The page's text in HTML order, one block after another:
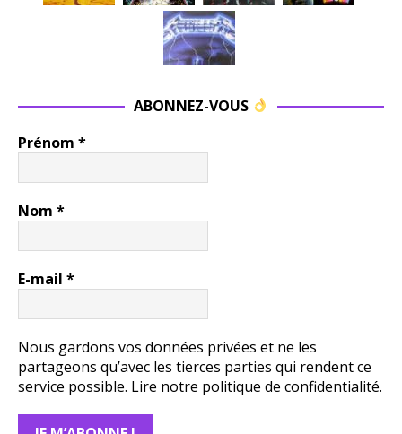
ABONNEZ-VOUS
Prénom *
Nom *
E-mail *
Nous gardons vos données privées et ne les
partageons qu’avec les tierces parties qui rendent ce
service possible. Lire notre politique de confidentialité.